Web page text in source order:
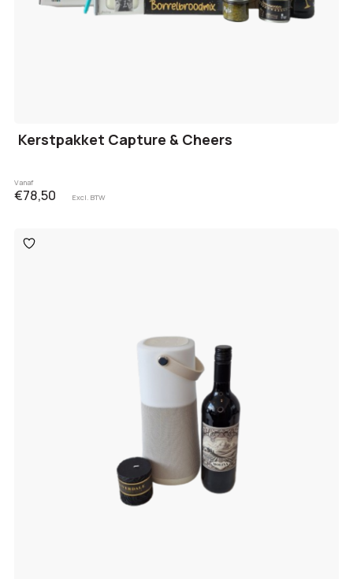
Kerstpakket Capture & Cheers
Vanaf
€78,50 Excl. BTW
Toevoegen
aan